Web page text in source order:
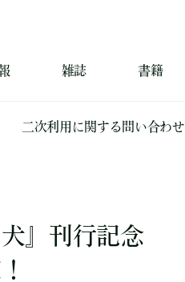
雑誌 書籍
二次利用に関する問い合わせ
』刊行記念